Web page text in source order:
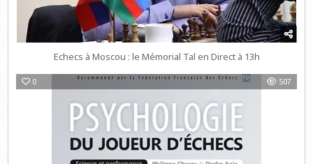
Echecs à Moscou : le Mémorial Tal en Direct à 13h
0 507